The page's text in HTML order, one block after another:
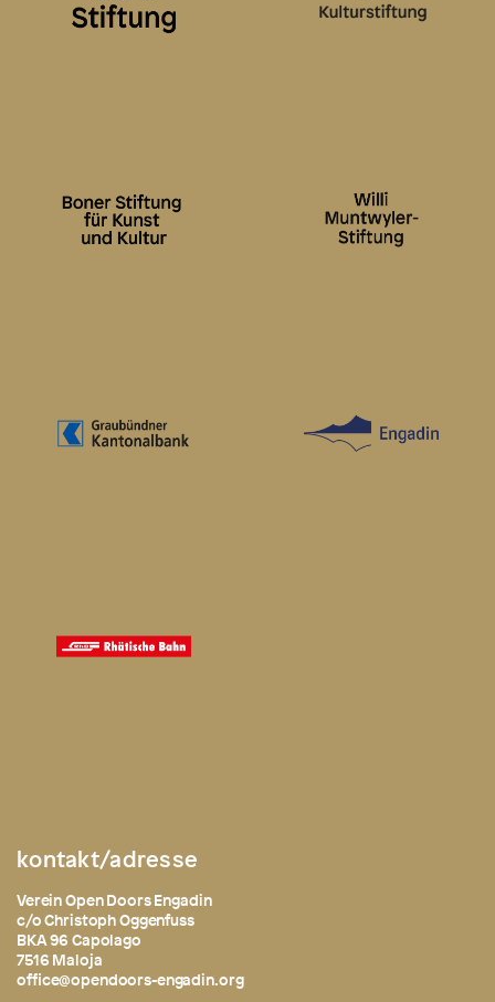
kontakt/adresse
Verein Open Doors Engadin
c/o Christoph Oggenfuss
BKA 96 Capolago
7516 Maloja
office@opendoors-engadin.org